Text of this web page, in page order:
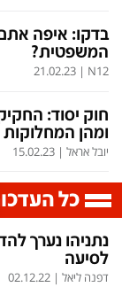
בדקו: איפה
המשפטית?
N12
|
21.02.23
חוק יסוד:
ומהן המחלוקות
יובל אראל |
15.02.23
כל
נתניהו נערך
לסיעה
דפנה ליאל |
02.12.22